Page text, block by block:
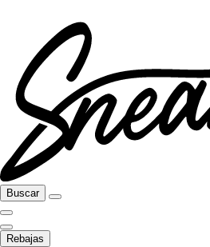
Buscar
Rebajas